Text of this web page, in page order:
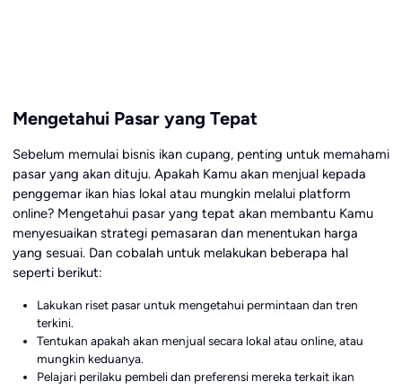
Mengetahui Pasar yang Tepat
Sebelum memulai bisnis ikan cupang, penting untuk memahami
pasar yang akan dituju. Apakah Kamu akan menjual kepada
penggemar ikan hias lokal atau mungkin melalui platform
online? Mengetahui pasar yang tepat akan membantu Kamu
menyesuaikan strategi pemasaran dan menentukan harga
yang sesuai. Dan cobalah untuk melakukan beberapa hal
seperti berikut:
Lakukan riset pasar untuk mengetahui permintaan dan tren
terkini.
Tentukan apakah akan menjual secara lokal atau online, atau
mungkin keduanya.
Pelajari perilaku pembeli dan preferensi mereka terkait ikan